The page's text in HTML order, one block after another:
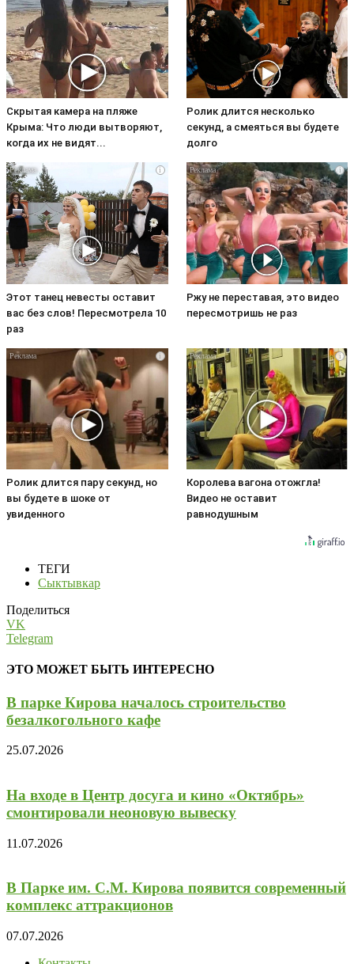
Скрытая камера на пляже
Крыма: Что люди вытворяют,
когда их не видят...
Ролик длится несколько
секунд, а смеяться вы будете
долго
i
Этот танец невесты оставит
вас без слов! Пересмотрела 10
раз
i
Ржу не переставая, это видео
пересмотришь не раз
i
Ролик длится пару секунд, но
вы будете в шоке от
увиденного
i
Королева вагона отожгла!
Видео не оставит
равнодушным
ТЕГИ
Сыктывкар
Поделиться
VK
Telegram
ЭТО МОЖЕТ БЫТЬ ИНТЕРЕСНО
В парке Кирова началось строительство
безалкогольного кафе
25.07.2026
На входе в Центр досуга и кино «Октябрь»
смонтировали неоновую вывеску
11.07.2026
В Парке им. С.М. Кирова появится современный
комплекс аттракционов
07.07.2026